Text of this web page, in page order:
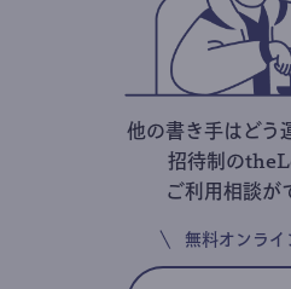
他の書き手はどう
招待制の
ご利用相談が
無料オンラ